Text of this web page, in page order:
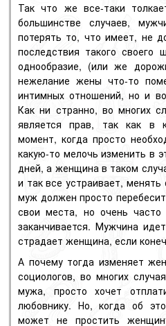
Так что же все-таки
большинстве случаев,
потерять то, что имеет, не
последствия такого своего
однообразие, (или же
нежелание жены что-то
интимных отношений, но и
Как ни странно, во многих
является прав, так как в
момент, когда просто
какую-то мелочь изменить в
дней, а женщина в таком
и так все устраивает,
муж должен просто
свои места, но очень часто
заканчивается. Мужчина
страдает женщина, если
А почему тогда изменяет
социологов, во многих
мужа, просто хочет
любовнику. Но, когда об
может не простить